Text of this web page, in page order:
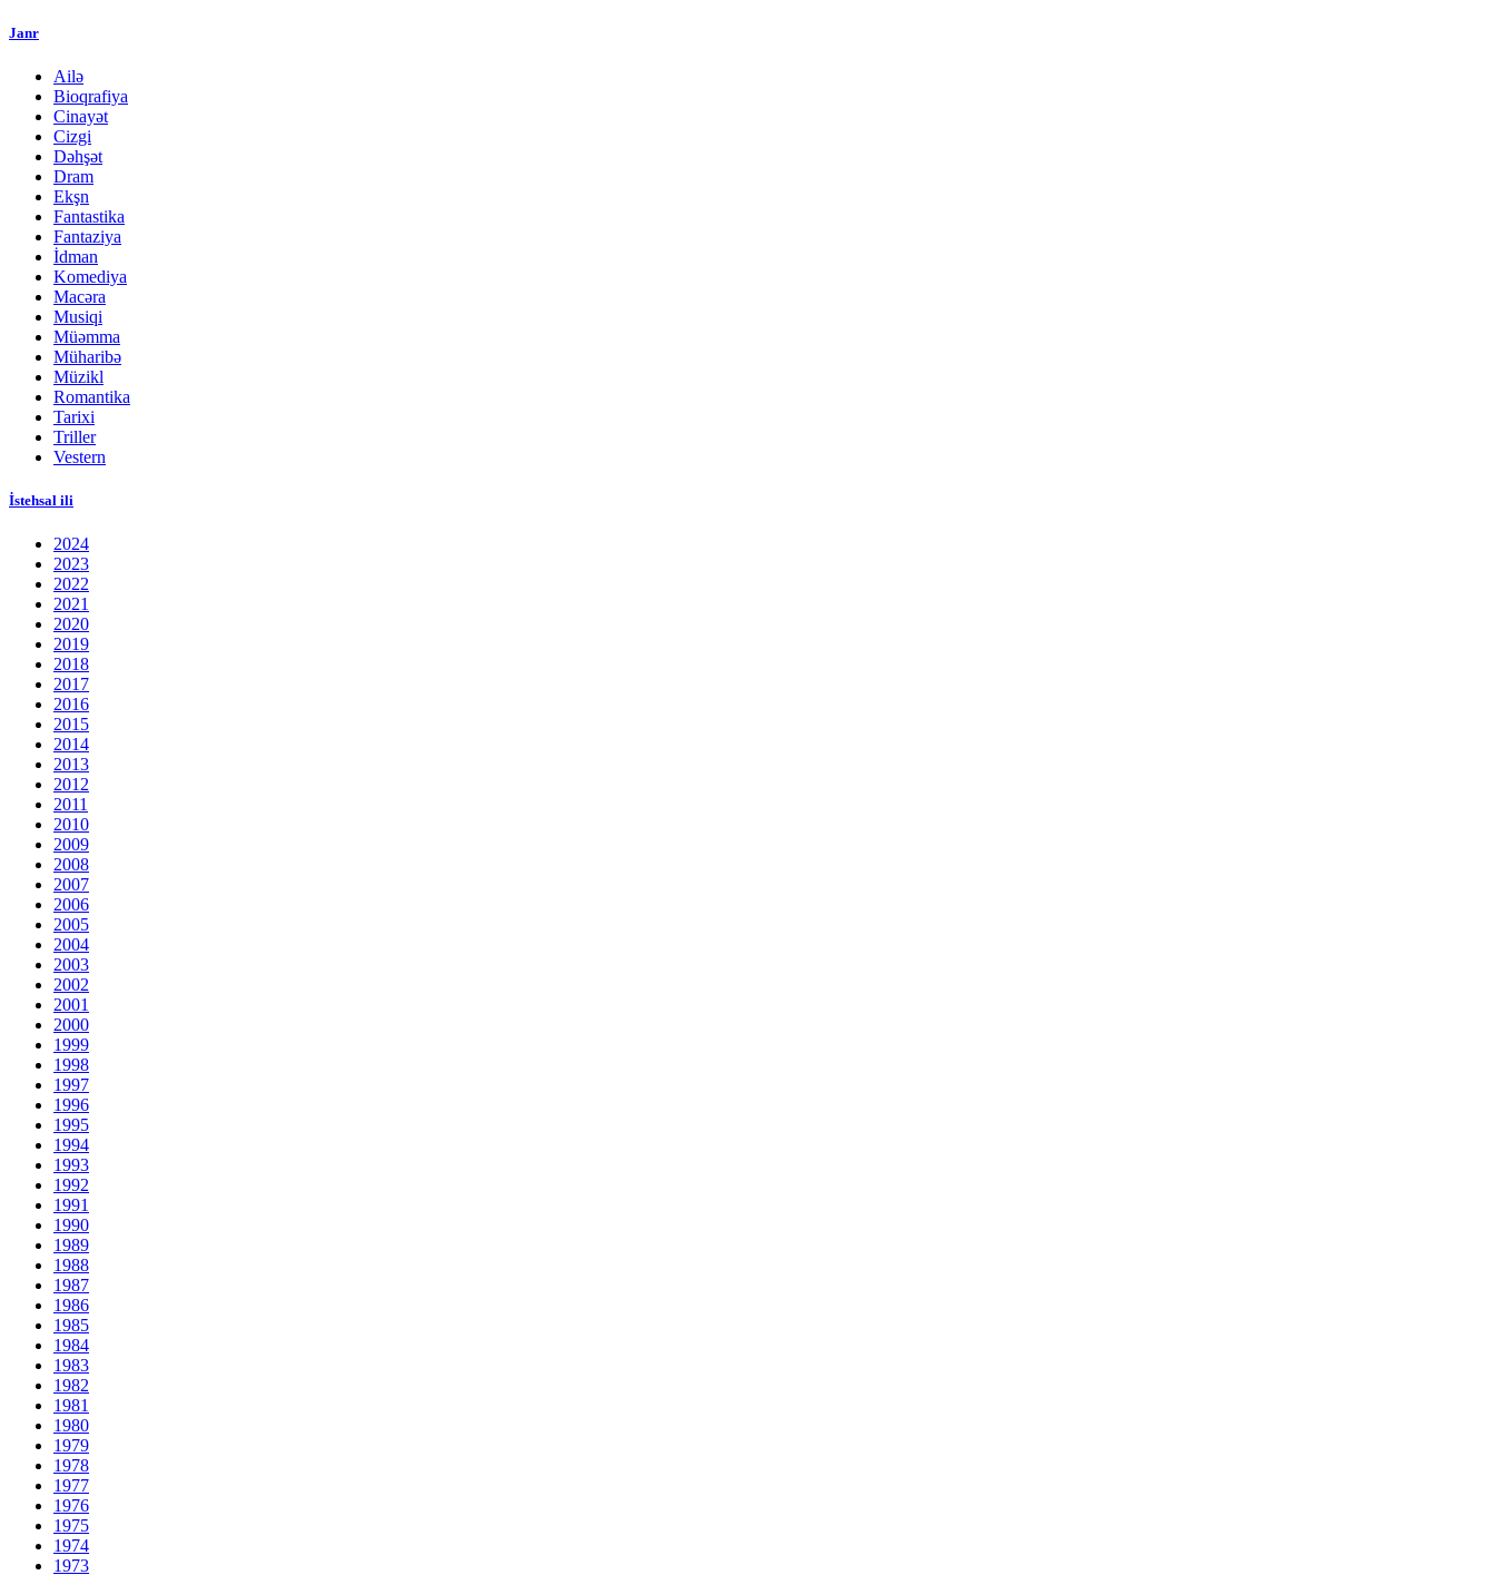
Janr
Ailə
Bioqrafiya
Cinayət
Cizgi
Dəhşət
Dram
Ekşn
Fantastika
Fantaziya
İdman
Komediya
Macəra
Musiqi
Müəmma
Müharibə
Müzikl
Romantika
Tarixi
Triller
Vestern
İstehsal ili
2024
2023
2022
2021
2020
2019
2018
2017
2016
2015
2014
2013
2012
2011
2010
2009
2008
2007
2006
2005
2004
2003
2002
2001
2000
1999
1998
1997
1996
1995
1994
1993
1992
1991
1990
1989
1988
1987
1986
1985
1984
1983
1982
1981
1980
1979
1978
1977
1976
1975
1974
1973